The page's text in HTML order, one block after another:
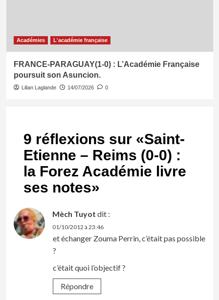
Académies L'académie française
FRANCE-PARAGUAY(1-0) : L’Académie Française
poursuit son Asuncion.
Lilian Laglande 14/07/2026 0
9 réflexions sur «Saint-
Etienne – Reims (0-0) :
la Forez Académie livre
ses notes»
Mèch Tuyot dit :
01/10/2012 à 23:46
et échanger Zouma Perrin, c’était pas possible
?
c’était quoi l’objectif ?
Répondre